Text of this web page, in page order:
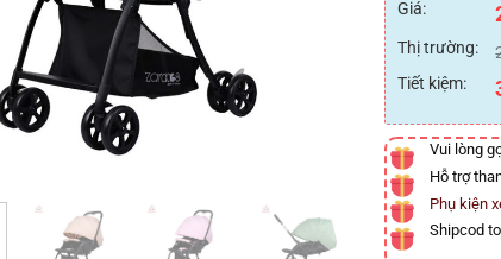
dựa trên
Giá:
Thị trường:
Tiết kiệm:
Vui lòng
Hỗ trợ
Phụ kiện
Shipcod